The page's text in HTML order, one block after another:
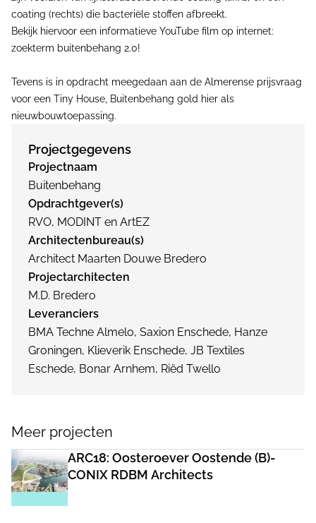
coating (rechts) die bacteriële stoffen afbreekt.
Bekijk hiervoor een informatieve YouTube film op internet:
zoekterm buitenbehang 2.0!
Tevens is in opdracht meegedaan aan de Almerense prijsvraag
voor een Tiny House, Buitenbehang gold hier als
nieuwbouwtoepassing.
Projectgegevens
Projectnaam
Buitenbehang
Opdrachtgever(s)
RVO, MODINT en ArtEZ
Architectenbureau(s)
Architect Maarten Douwe Bredero
Projectarchitecten
M.D. Bredero
Leveranciers
BMA Techne Almelo, Saxion Enschede, Hanze
Groningen, Klieverik Enschede, JB Textiles
Eschede, Bonar Arnhem, Riëd Twello
Meer projecten
ARC18: Oosteroever Oostende (B)-
CONIX RDBM Architects